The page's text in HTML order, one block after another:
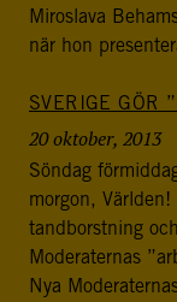
Miroslava
när hon
SVERIGE GÖR
20 oktober, 2013
Söndag
morgon,
tandborstning
Moderaternas
Nya